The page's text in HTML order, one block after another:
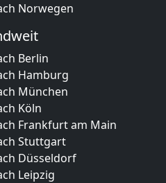
Norwegen
Berlin
Hamburg
München
Köln
Frankfurt am Main
Stuttgart
Düsseldorf
Leipzig